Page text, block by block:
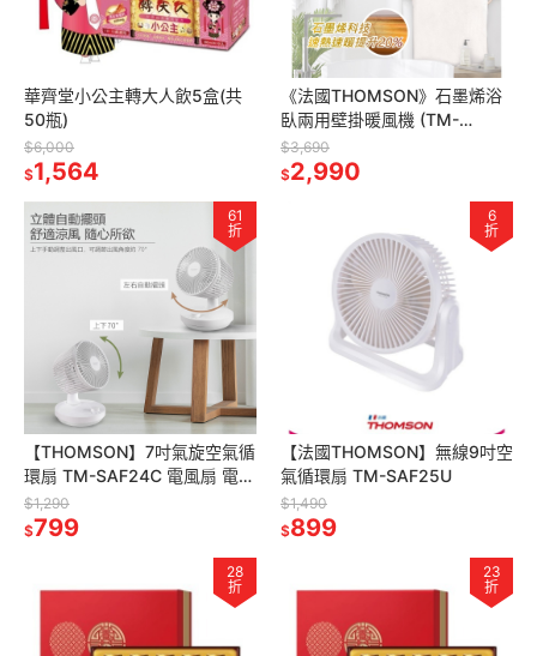
華齊堂小公主轉大人飲5盒(共
50瓶)
$6,000
$1,564
《法國THOMSON》石墨烯浴
臥兩用壁掛暖風機 (TM-
SAW32F) 暖氣機 乾燥機 暖烘
機 小型暖風機 暖氣機
$3,690
$2,990
61
折
【THOMSON】7吋氣旋空氣循
環扇 TM-SAF24C 電風扇 電扇
風扇 桌扇 循環扇
$1,290
$799
6
折
【法國THOMSON】無線9吋空
氣循環扇 TM-SAF25U
$1,490
$899
28
折
23
折